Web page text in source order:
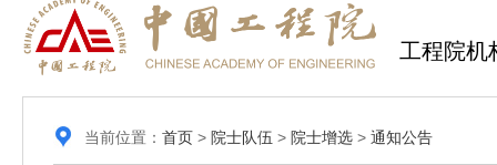
工程院机
当前位置： 首页> 院士队伍 > 院士增选> 通知公告